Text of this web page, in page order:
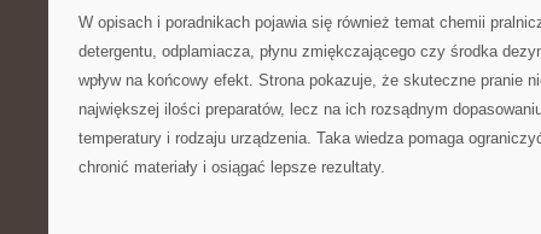
W opisach i poradnikach pojawia się również temat chemii
detergentu, odplamiacza, płynu zmiękczającego czy środka
wpływ na końcowy efekt. Strona pokazuje, że skuteczne pranie
największej ilości preparatów, lecz na ich rozsądnym
temperatury i rodzaju urządzenia. Taka wiedza pomaga
chronić materiały i osiągać lepsze rezultaty.